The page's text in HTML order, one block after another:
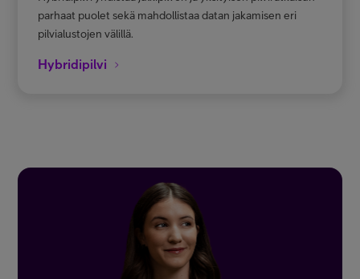
parhaat puolet sekä mahdollistaa datan jakamisen eri
pilvialustojen välillä.
Hybridipilvi